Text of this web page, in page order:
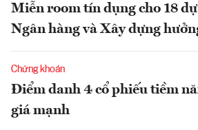
Miễn room tín dụng cho 18
Ngân hàng và Xây dựng
Chứng khoán
Điểm danh 4 cổ phiếu tiềm
giá mạnh